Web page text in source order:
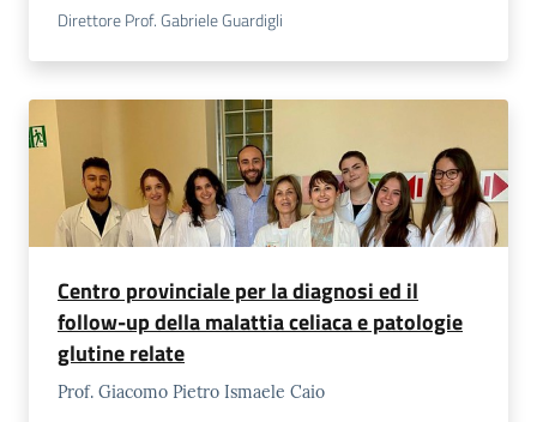
Direttore Prof. Gabriele Guardigli
Centro provinciale per la diagnosi ed il
follow-up della malattia celiaca e patologie
glutine relate
Prof. Giacomo Pietro Ismaele Caio